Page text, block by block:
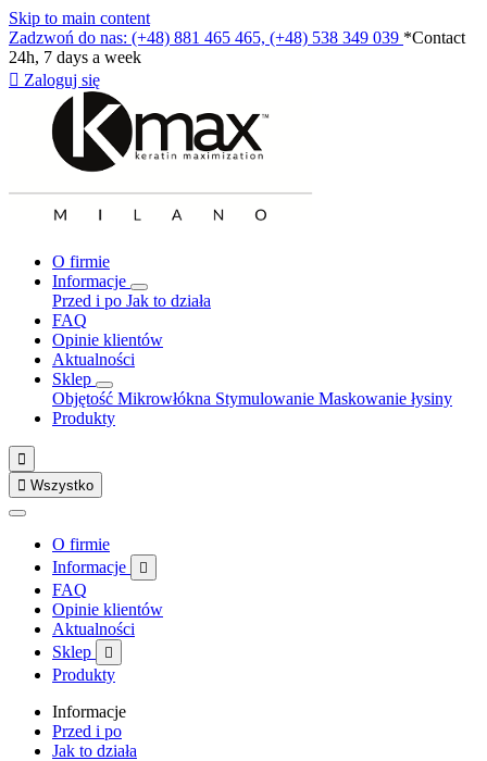
Skip to main content
Zadzwoń do nas: (+48) 881 465 465, (+48) 538 349 039 *Contact
24h, 7 days a week
 Zaloguj się
O firmie
Informacje
Przed i po Jak to działa
FAQ
Opinie klientów
Aktualności
Sklep
Objętość Mikrowłókna Stymulowanie Maskowanie łysiny
Produkty

 Wszystko
O firmie
Informacje

FAQ
Opinie klientów
Aktualności
Sklep

Produkty
Informacje
Przed i po
Jak to działa